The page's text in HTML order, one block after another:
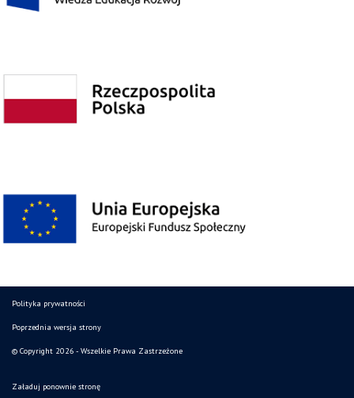
Polityka prywatności
Poprzednia wersja strony
© Copyright 2026 - Wszelkie Prawa Zastrzeżone
Załaduj ponownie stronę